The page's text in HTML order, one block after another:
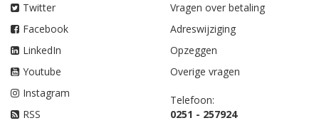
Twitter
Facebook
LinkedIn
Youtube
Instagram
RSS
Vragen over betaling
Adreswijziging
Opzeggen
Overige vragen
Telefoon:
0251 - 257924